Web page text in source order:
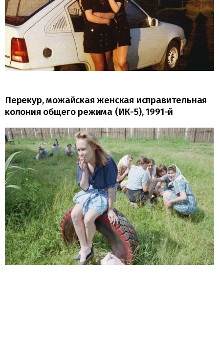
Перекур, можайская женская исправительная
колония общего режима (ИК-5), 1991-й